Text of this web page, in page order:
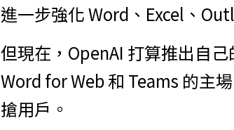
進一步強化 Word、Excel、
但現在，OpenAI 打算推出自己
Word for Web 和 Teams 的主
搶用戶。